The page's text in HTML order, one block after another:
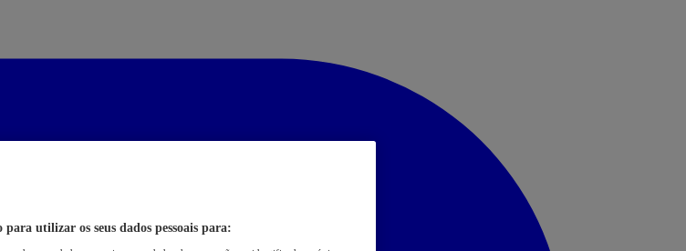
utilizar os seus dados pessoais para: